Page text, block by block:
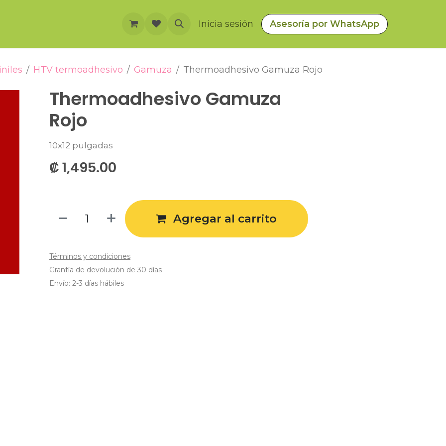
Eventos Inicia sesión Asesoría por WhatsApp
HTV termoadhesivo Gamuza Thermoadhesivo Gamuza Rojo
Thermoadhesivo Gamuza
Rojo
10x12 pulgadas
₡1,495.00
Agregar al carrito
Términos y condiciones
Grantía de devolución de 30 días
Envío: 2-3 días hábiles